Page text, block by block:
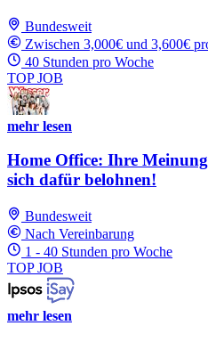
Bundesweit
Zwischen 3,000€ und 3,600€
40 Stunden pro Woche
TOP JOB
mehr lesen
Home Office: Ihre
sich dafür belohnen!
Bundesweit
Nach Vereinbarung
1 - 40 Stunden pro Woche
TOP JOB
mehr lesen